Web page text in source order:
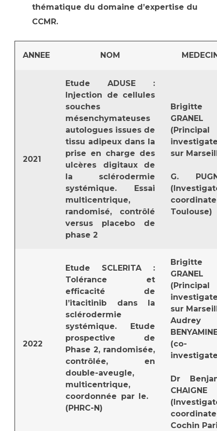
Maternité Hôpital Nord
La Commission Des Usagers (CDU)
Les Comités Locaux des Usagers
Le projet des usagers
Nos indicateurs qualité et de sécurité des soins
Protection des données
Les recherches en santé à l’AP-HM
Lieu de santé sans tabac
Médiathèque
Fournisseurs
Rôles et missions
Liste des marchés conclus
Documents utiles
thématique du domaine d’expertise du
CCMR.
ANNEE NOM
2021
Etude ADUSE :
Injection de cellules
souches
mésenchymateuses
autologues issues de
tissu adipeux dans la
prise en charge des
ulcères digitaux de
la sclérodermie
systémique. Essai
multicentrique,
randomisé, contrôlé
versus placebo de
phase 2
Brigitte
GRANEL
(Principal
sur
G.
2022
Etude SCLERITA :
Tolérance et
efficacité de
l’itacitinib dans la
sclérodermie
systémique. Etude
prospective de
Phase 2, randomisée,
contrôlée, en
double-aveugle,
multicentrique,
coordonnée par le.
(PHRC-N)
Brigitte
GRANEL
(Principal
sur
Audrey
(co-
Dr
CHAIGNE
Cochin